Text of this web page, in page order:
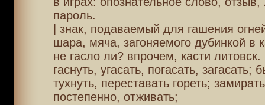
пароль.
| знак, подаваемый для гашения
шара, мяча, загоняемого дубинкой в
не гасло ли? впрочем, касти литовск.
гаснуть, угасать, погасать, загасать;
тухнуть, переставать гореть;
постепенно, отживать;